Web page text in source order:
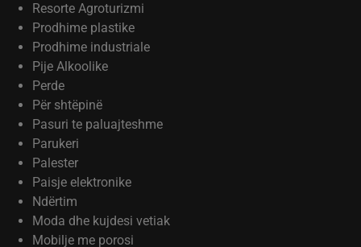
Resorte Agroturizmi
Prodhime plastike
Prodhime industriale
Pije Alkoolike
Perde
Për shtëpinë
Pasuri te paluajteshme
Parukeri
Palester
Paisje elektronike
Ndërtim
Moda dhe kujdesi vetiak
Mobilje me porosi